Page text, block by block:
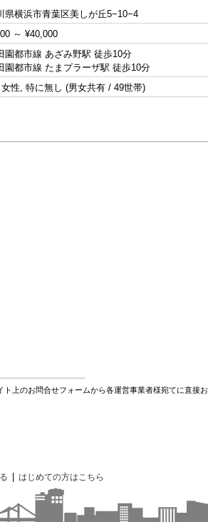
県横浜市青葉区美しが丘5−10−4
～ ¥40,000
園都市線 あざみ野駅 徒歩10分
園都市線 たまプラーザ駅 徒歩10分
性, 特に無し (男女共有 / 49世帯)
上のお問合せフォームから各運営事業者様宛てに直接お
| はじめての方はこちら